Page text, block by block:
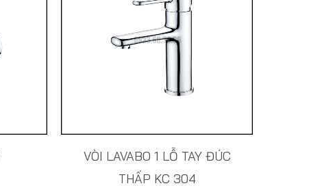
VÒI LAVABO 1 LỖ TAY ĐÚC
THẤP KC 304